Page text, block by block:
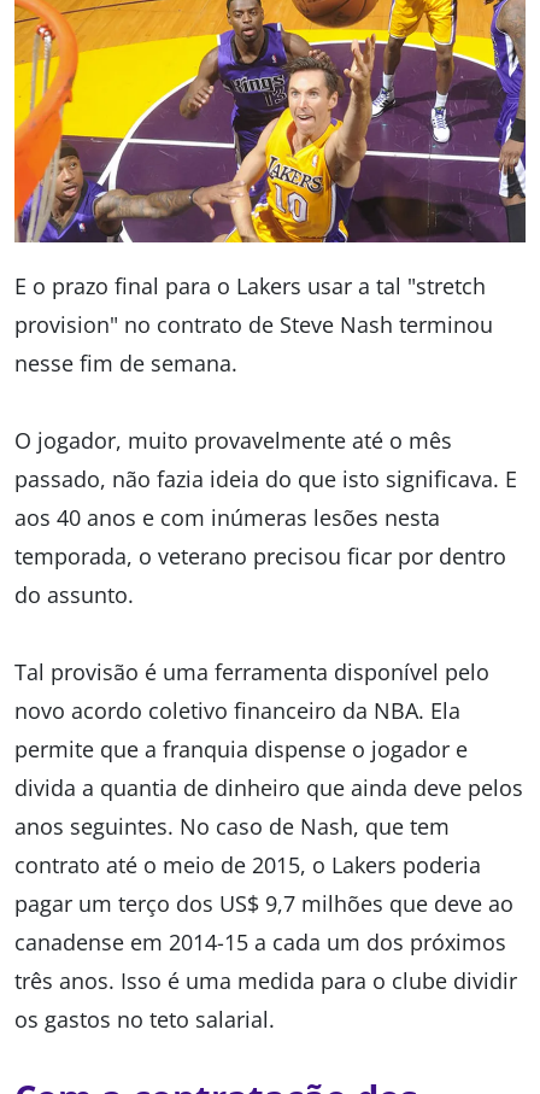
E o prazo final para o Lakers usar a tal "stretch
provision" no contrato de Steve Nash terminou
nesse fim de semana.
O jogador, muito provavelmente até o mês
passado, não fazia ideia do que isto significava. E
aos 40 anos e com inúmeras lesões nesta
temporada, o veterano precisou ficar por dentro
do assunto.
Tal provisão é uma ferramenta disponível pelo
novo acordo coletivo financeiro da NBA. Ela
permite que a franquia dispense o jogador e
divida a quantia de dinheiro que ainda deve pelos
anos seguintes. No caso de Nash, que tem
contrato até o meio de 2015, o Lakers poderia
pagar um terço dos US$ 9,7 milhões que deve ao
canadense em 2014-15 a cada um dos próximos
três anos. Isso é uma medida para o clube dividir
os gastos no teto salarial.